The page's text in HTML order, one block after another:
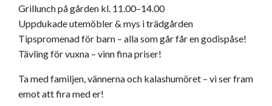
Grillunch på gården kl. 11.00–14.00
Uppdukade utemöbler & mys i trädgården
Tipspromenad för barn – alla som går får en godispåse!
Tävling för vuxna – vinn fina priser!
Ta med familjen, vännerna och kalashumöret – vi ser fram
emot att fira med er!